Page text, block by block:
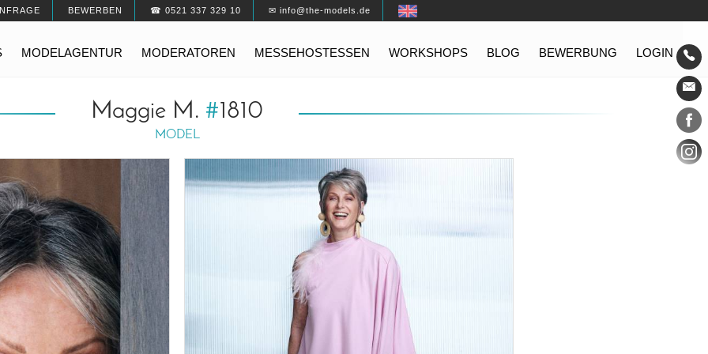
BEWERBEN ☎ 0521 337 329 10 ✉ info@the-models.de
MODELAGENTUR MODERATOREN MESSEHOSTESSEN WORKSHOPS BLOG BEWERBUNG LOGIN
Maggie M. #1810
MODEL